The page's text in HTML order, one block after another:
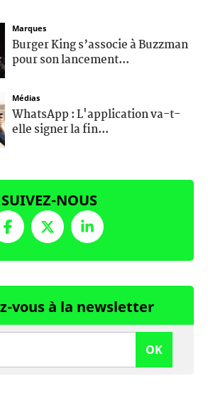
Marques
Burger King s’associe à Buzzman
pour son lancement...
Médias
WhatsApp : L'application va-t-
elle signer la fin...
SUIVEZ-NOUS
vous à la newsletter
OK